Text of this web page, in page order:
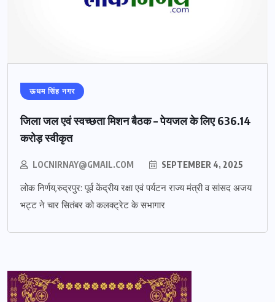
ऊधम सिंह नगर
जिला जल एवं स्वच्छता मिशन बैठक – पेयजल के लिए 636.14
करोड़ स्वीकृत
LOCNIRNAY@GMAIL.COM SEPTEMBER 4, 2025
लोक निर्णय,रुद्रपुर: पूर्व केंद्रीय रक्षा एवं पर्यटन राज्य मंत्री व सांसद अजय
भट्ट ने चार सितंबर को कलक्ट्रेट के सभागार